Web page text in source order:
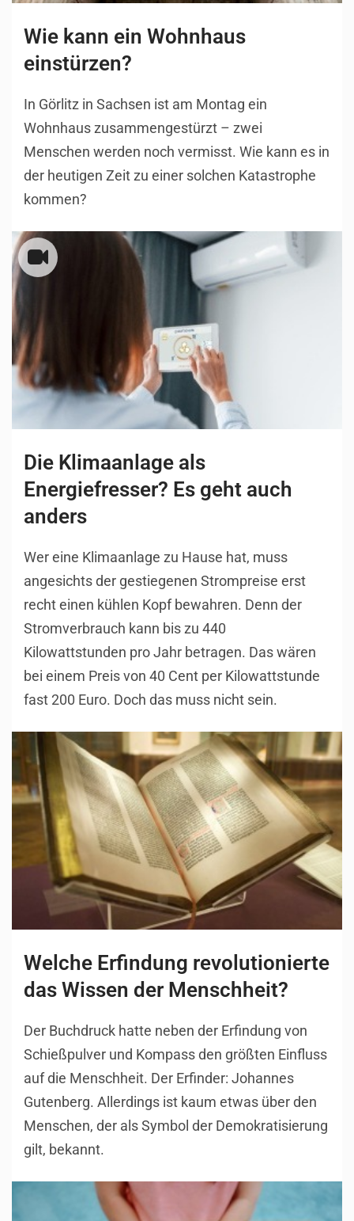
Wie kann ein Wohnhaus
einstürzen?
In Görlitz in Sachsen ist am Montag ein
Wohnhaus zusammengestürzt – zwei
Menschen werden noch vermisst. Wie kann es in
der heutigen Zeit zu einer solchen Katastrophe
kommen?
Die Klimaanlage als
Energiefresser? Es geht auch
anders
Wer eine Klimaanlage zu Hause hat, muss
angesichts der gestiegenen Strompreise erst
recht einen kühlen Kopf bewahren. Denn der
Stromverbrauch kann bis zu 440
Kilowattstunden pro Jahr betragen. Das wären
bei einem Preis von 40 Cent per Kilowattstunde
fast 200 Euro. Doch das muss nicht sein.
Welche Erfindung revolutionierte
das Wissen der Menschheit?
Der Buchdruck hatte neben der Erfindung von
Schießpulver und Kompass den größten Einfluss
auf die Menschheit. Der Erfinder: Johannes
Gutenberg. Allerdings ist kaum etwas über den
Menschen, der als Symbol der Demokratisierung
gilt, bekannt.